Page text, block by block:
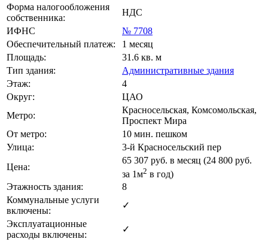
Форма налогообложения
собственника:
НДС
ИФНС
№ 7708
Обеспечительный платеж:
1 месяц
Площадь:
31.6 кв. м
Тип здания:
Административные здания
Этаж:
4
Округ:
ЦАО
Метро:
Красносельская, Комсомольская,
Проспект Мира
От метро:
10 мин. пешком
Улица:
3-й Красносельский пер
Цена:
65 307 руб. в месяц (24 800 руб.
за 1м2 в год)
Этажность здания:
8
Коммунальные услуги
включены:
✓
Эксплуатационные
расходы включены:
✓